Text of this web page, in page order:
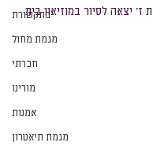
בתקשורת
מגמת מחול
חברתי
מורינו
אמנות
מגמת תיאטרון
ז׳ יצאה לסיור במוזיאון בית